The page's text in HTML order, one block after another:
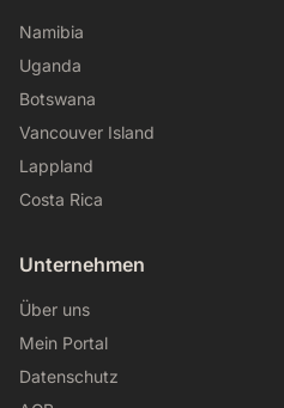
Namibia
Uganda
Botswana
Vancouver Island
Lappland
Costa Rica
Unternehmen
Über uns
Mein Portal
Datenschutz